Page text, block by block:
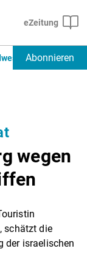
Deutschland
Abonnieren
wegen
schätzt die
der israelischen